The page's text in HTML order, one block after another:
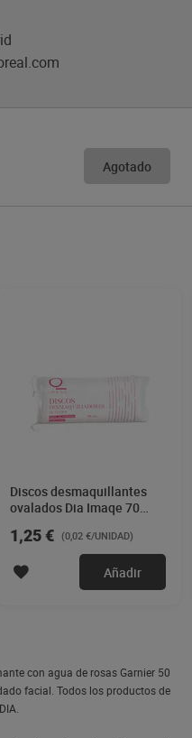
Agotado
Discos desmaquillantes
ovalados Dia Imaqe 70
1,25 € (0,02 €/UNIDAD)
Añadir
con agua de rosas Garnier 50
facial. Todos los productos de